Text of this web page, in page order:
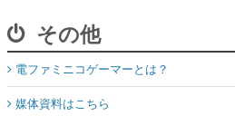
その他
電ファミニコゲーマーとは？
媒体資料はこちら